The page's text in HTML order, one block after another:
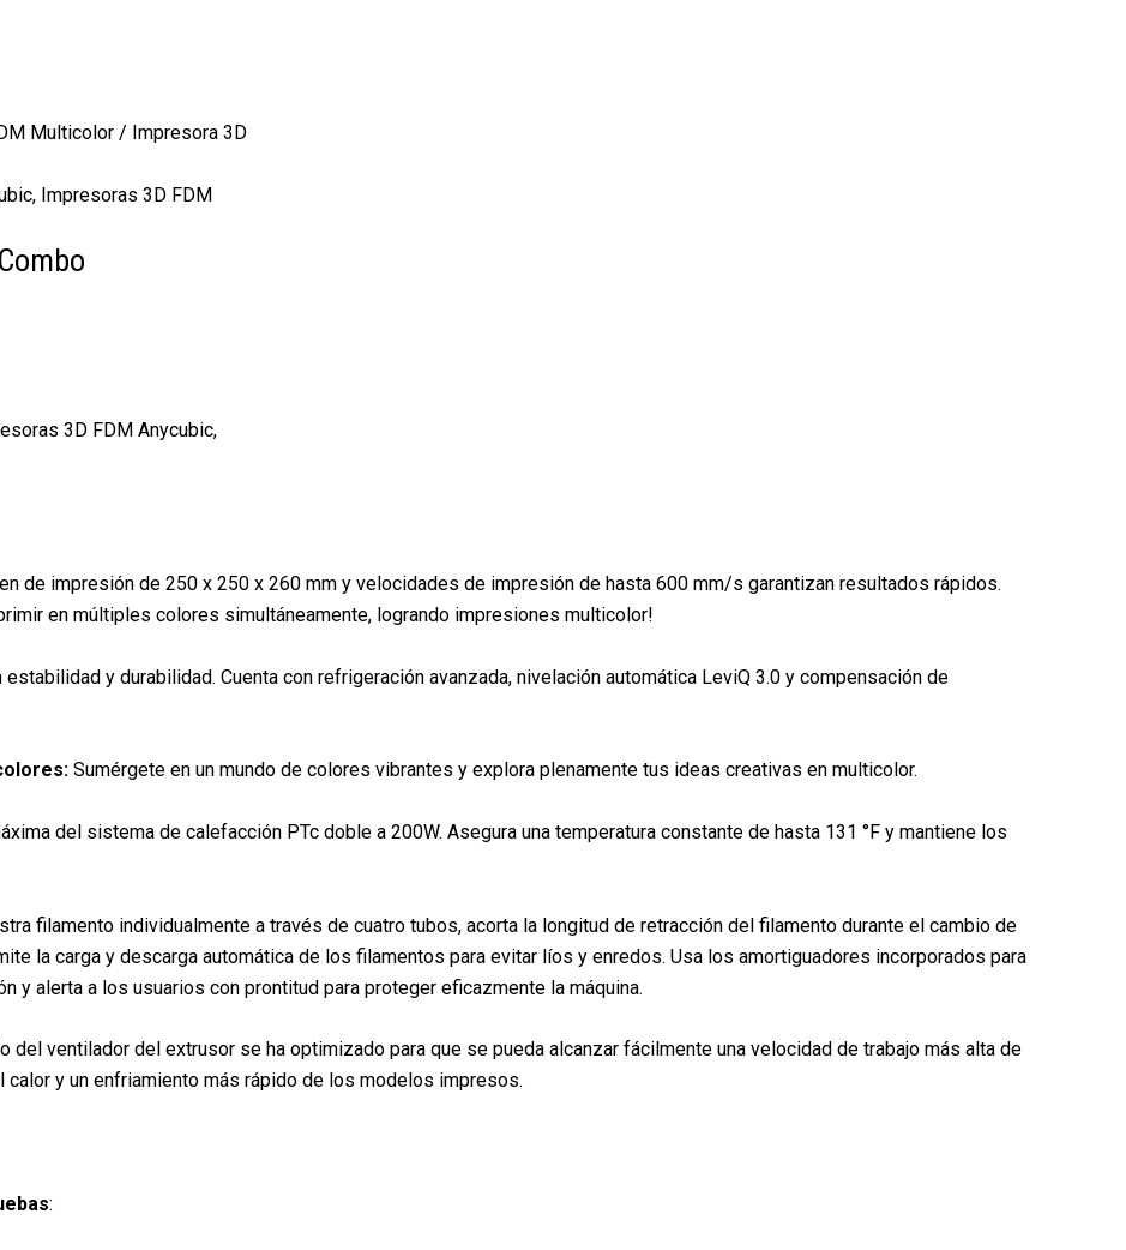
Multicolor / Impresora 3D
, Impresoras 3D FDM
3D FDM Anycubic,
de impresión de 250 x 250 x 260 mm y velocidades de impresión de hasta 600 mm/s garantizan resultados rápidos.
en múltiples colores simultáneamente, logrando impresiones multicolor!
y durabilidad. Cuenta con refrigeración avanzada, nivelación automática LeviQ 3.0 y compensación de
Sumérgete en un mundo de colores vibrantes y explora plenamente tus ideas creativas en multicolor.
del sistema de calefacción PTc doble a 200W. Asegura una temperatura constante de hasta 131 °F y mantiene los
filamento individualmente a través de cuatro tubos, acorta la longitud de retracción del filamento durante el cambio de
la carga y descarga automática de los filamentos para evitar líos y enredos. Usa los amortiguadores incorporados para
y alerta a los usuarios con prontitud para proteger eficazmente la máquina.
del ventilador del extrusor se ha optimizado para que se pueda alcanzar fácilmente una velocidad de trabajo más alta de
y un enfriamiento más rápido de los modelos impresos.
: